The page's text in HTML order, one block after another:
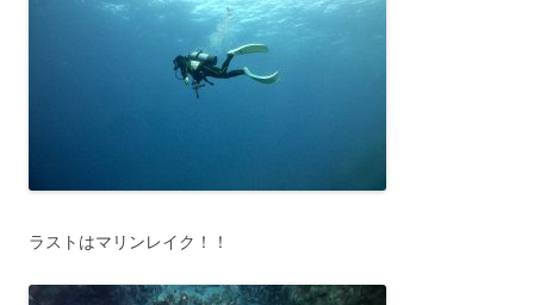
ラストはマリンレイク！！